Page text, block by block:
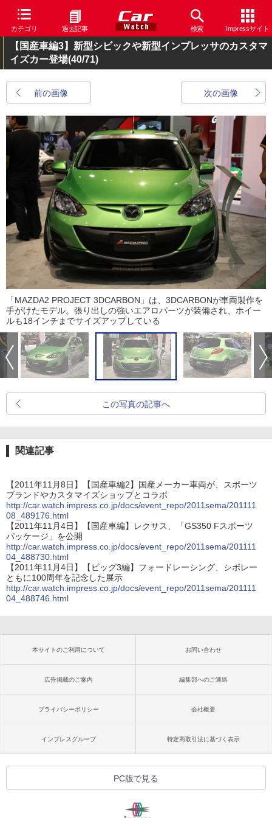
カテゴリ 過去記事 検索 Impressサイト
【国産車編3】新型シビックや新型インプレッサのカスタマ
イズカー登場(40/71)
前の画像 次の画像
「MAZDA2 PROJECT 3DCARBON」は、3DCARBONが車両製作を
手がけたモデル。張り出しの強いエアロパーツが装備され、ホイー
ルも18インチまでサイズアップしている
この写真の記事へ
関連記事
【2011年11月8日】【国産車編2】国産メーカー車両が、スポーツ
ブランドやカスタマイズショップとコラボ
http://car.watch.impress.co.jp/docs/event_repo/2011sema/201111
08_489176.html
【2011年11月4日】【国産車編】レクサス、「GS350 Fスポーツ
パッケージ」を公開
http://car.watch.impress.co.jp/docs/event_repo/2011sema/201111
04_488730.html
【2011年11月4日】【ビッグ3編】フォードレーシング、シボレー
ともに100周年を記念した展示
http://car.watch.impress.co.jp/docs/event_repo/2011sema/201111
04_488746.html
本サイトのご利用について お問い合わせ
広告掲載のご案内 編集部へのご連絡
プライバシーポリシー 会社概要
インプレスグループ 特定商取引法に基づく表示
PC版で見る